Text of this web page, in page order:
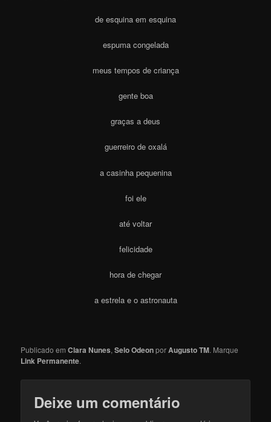
de esquina em esquina
espuma congelada
meus tempos de criança
gente boa
graças a deus
guerreiro de oxalá
a casinha pequenina
foi ele
até voltar
felicidade
hora de chegar
a estrela e o astronauta
Publicado emClara Nunes,Selo OdeonporAugusto TM. Marque
Link Permanente.
Deixe um comentário